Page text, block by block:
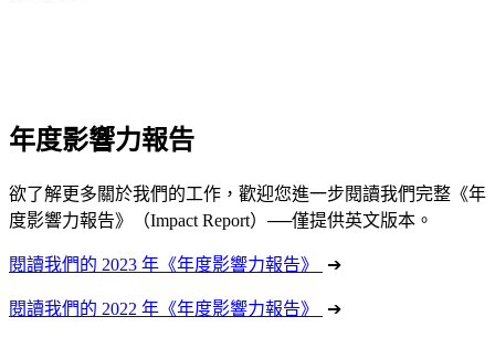
年度影響力報告
欲了解更多關於我們的工作，歡迎您進一步閱讀我們完整《年
度影響力報告》（Impact Report）──僅提供英文版本。
閱讀我們的 2023 年《年度影響力報告》 ➔
閱讀我們的 2022 年《年度影響力報告》 ➔